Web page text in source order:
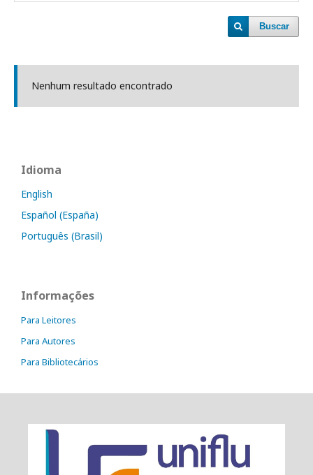
Buscar
Nenhum resultado encontrado
Idioma
English
Español (España)
Português (Brasil)
Informações
Para Leitores
Para Autores
Para Bibliotecários